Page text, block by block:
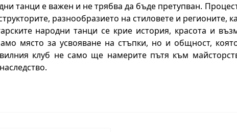
танци е важен и не трябва да бъде претупван.
разнообразието на стиловете и регионите,
народни танци се крие история, красота и
място за усвояване на стъпки, но и общност,
клуб не само ще намерите пътя към